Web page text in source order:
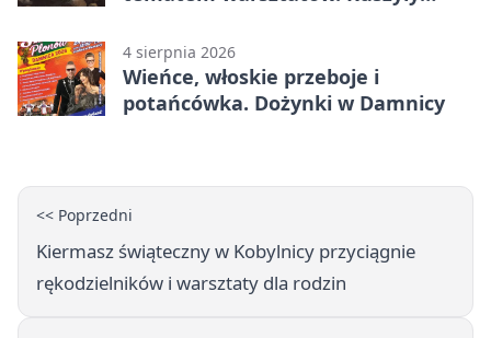
4 sierpnia 2026
Wieńce, włoskie przeboje i
potańcówka. Dożynki w Damnicy
<< Poprzedni
Kiermasz świąteczny w Kobylnicy przyciągnie
rękodzielników i warsztaty dla rodzin